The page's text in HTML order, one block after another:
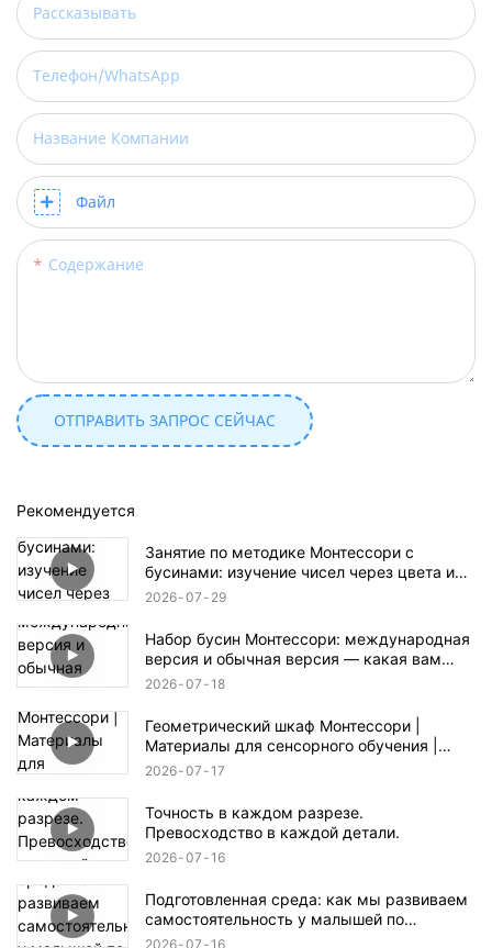
Рассказывать
Телефон/WhatsApp
Название Компании
Файл
Содержание
ОТПРАВИТЬ ЗАПРОС СЕЙЧАС
Рекомендуется
Занятие по методике Монтессори с
бусинами: изучение чисел через цвета и
практическое исследование.
2026 07 29
Набор бусин Монтессори: международная
версия и обычная версия — какая вам
больше нравится?
2026 07 18
Геометрический шкаф Монтессори |
Материалы для сенсорного обучения |
LeaderJoy
2026 07 17
Точность в каждом разрезе.
Превосходство в каждой детали.
2026 07 16
Подготовленная среда: как мы развиваем
самостоятельность у малышей по
методике Монтессори.
2026 07 16